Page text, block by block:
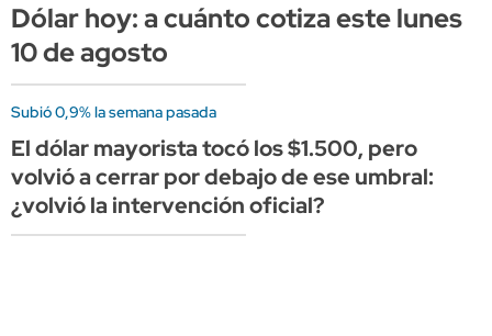
Dólar hoy: a cuánto cotiza este lunes
10 de agosto
Subió 0,9% la semana pasada
El dólar mayorista tocó los $1.500, pero
volvió a cerrar por debajo de ese umbral:
¿volvió la intervención oficial?